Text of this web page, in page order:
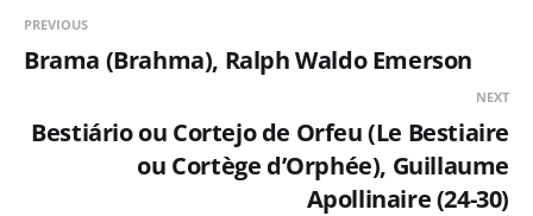
PREVIOUS
Brama (Brahma), Ralph Waldo Emerson
NEXT
Bestiário ou Cortejo de Orfeu (Le Bestiaire
ou Cortège d’Orphée), Guillaume
Apollinaire (24-30)